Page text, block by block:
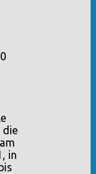
die
in